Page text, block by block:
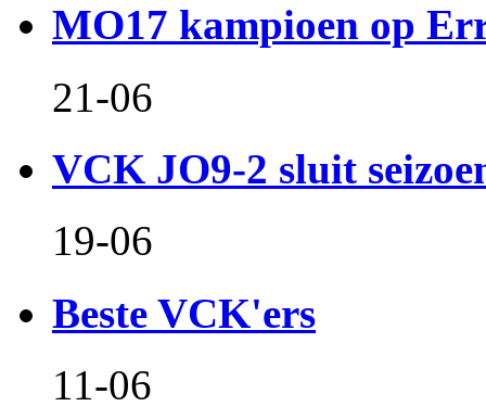
MO17 kampioen op
21-06
VCK JO9-2 sluit
19-06
Beste VCK'ers
11-06